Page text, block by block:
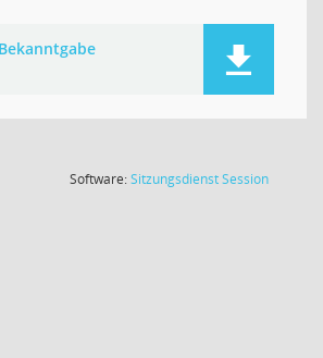
Software:SitzungsdienstSession(Wird in